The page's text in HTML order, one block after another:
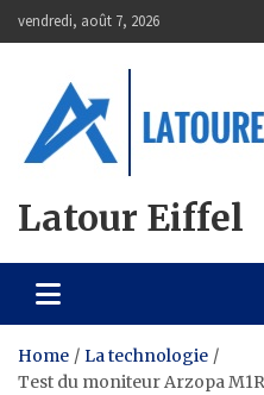
to
vendredi, août 7, 2026
Latour Eiffel
Home
La technologie
Test du moniteur Arzopa